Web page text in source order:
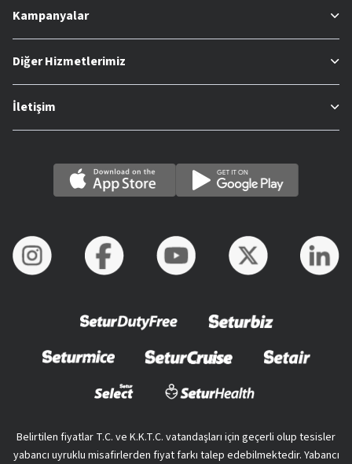
Kampanyalar
Diğer Hizmetlerimiz
İletişim
Belirtilen fiyatlar T.C. ve K.K.T.C. vatandaşları için geçerli olup tesisler
yabancı uyruklu misafirlerden fiyat farkı talep edebilmektedir. Yabancı